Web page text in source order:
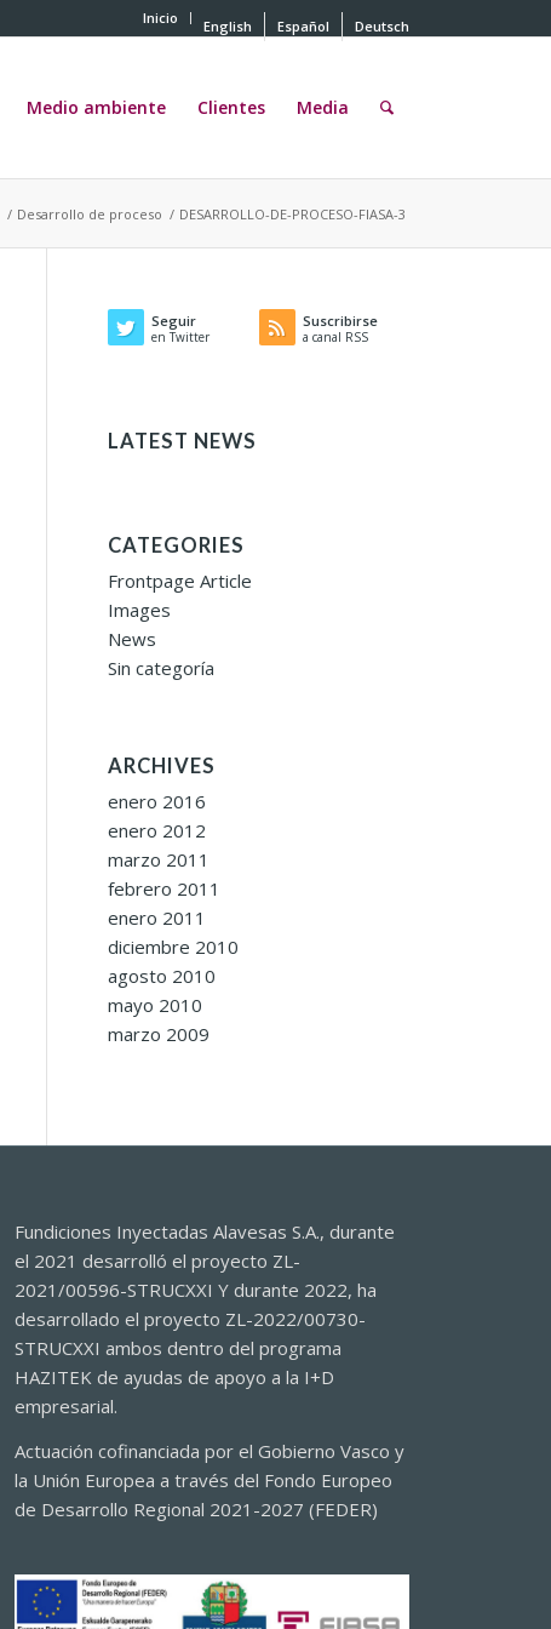
Inicio English Español Deutsch
Medio ambiente Clientes Media
/ Desarrollo de proceso / DESARROLLO-DE-PROCESO-FIASA-3
Seguir
en Twitter
Suscribirse
a canal RSS
LATEST NEWS
CATEGORIES
Frontpage Article
Images
News
Sin categoría
ARCHIVES
enero 2016
enero 2012
marzo 2011
febrero 2011
enero 2011
diciembre 2010
agosto 2010
mayo 2010
marzo 2009
Fundiciones Inyectadas Alavesas S.A., durante
el 2021 desarrolló el proyecto ZL-
2021/00596-STRUCXXI Y durante 2022, ha
desarrollado el proyecto ZL-2022/00730-
STRUCXXI ambos dentro del programa
HAZITEK de ayudas de apoyo a la I+D
empresarial.
Actuación cofinanciada por el Gobierno Vasco y
la Unión Europea a través del Fondo Europeo
de Desarrollo Regional 2021-2027 (FEDER)